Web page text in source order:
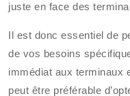
juste en face des
Il est donc essentiel de
de vos besoins
immédiat aux terminaux
peut être préférable